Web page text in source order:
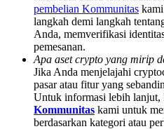
Deposit & Trade BTC to
Deposit CASHCAT & Win
Share 500000 CASHCAT
pembelian Kommunitas
langkah demi langkah
Anda, memverifikasi
pemesanan.
Apa aset crypto yang mirip
Jika Anda menjelajahi
pasar atau fitur yang
Untuk informasi lebih lanjut,
Kommunitas kami untuk
berdasarkan kategori atau